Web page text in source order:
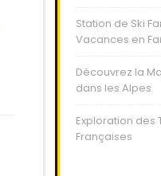
Station de Ski
Vacances en
Découvrez la
dans les Alpes
Exploration des
Françaises